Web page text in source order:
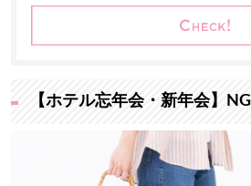
【ホテル忘年会・新年会】